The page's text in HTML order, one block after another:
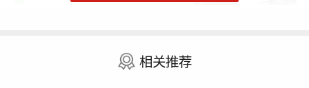
相关推荐